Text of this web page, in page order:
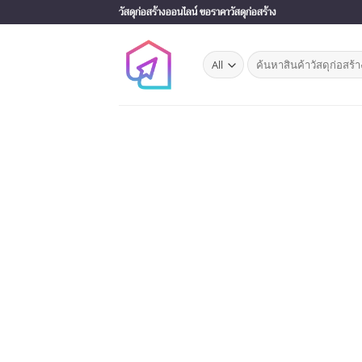
to
วัสดุก่อสร้างออนไลน์ ขอราคาวัสดุก่อสร้าง
Search
for: